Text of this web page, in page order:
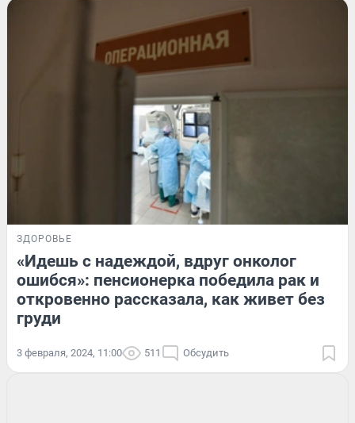
ЗДОРОВЬЕ
«Идешь с надеждой, вдруг онколог
ошибся»: пенсионерка победила рак и
откровенно рассказала, как живет без
груди
3 февраля, 2024, 11:00 511 Обсудить